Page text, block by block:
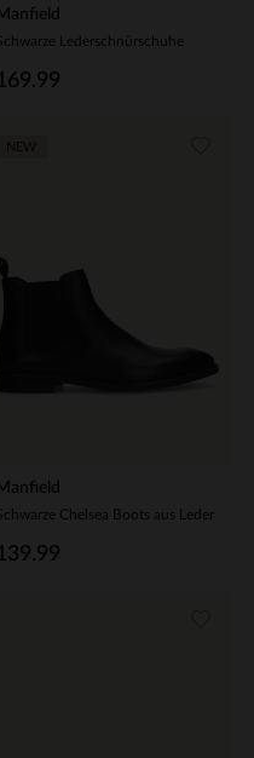
Manfield
Lederschnürschuhe
Manfield
Chelsea Boots aus Leder